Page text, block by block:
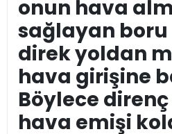
onun hava
sağlayan
direk yoldan
hava girişine
Böylece
hava emişi